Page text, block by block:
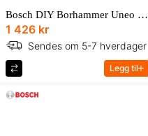
Bosch DIY Borhammer Uneo 12 Solo
1 426 kr
Sendes om 5-7 hverdager
Legg til